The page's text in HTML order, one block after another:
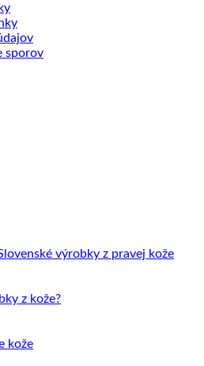
sporov
výrobky z pravej kože
z kože?Žiadne
kožeŽiadne